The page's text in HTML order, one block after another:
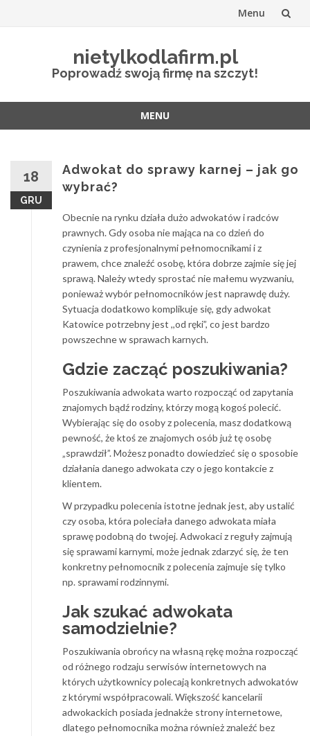
Menu
nietylkodlafirm.pl
Poprowadź swoją firmę na szczyt!
MENU
18
GRU
Adwokat do sprawy karnej – jak go
wybrać?
Obecnie na rynku działa dużo adwokatów i radców
prawnych. Gdy osoba nie mająca na co dzień do
czynienia z profesjonalnymi pełnomocnikami i z
prawem, chce znaleźć osobę, która dobrze zajmie się jej
sprawą. Należy wtedy sprostać nie małemu wyzwaniu,
ponieważ wybór pełnomocników jest naprawdę duży.
Sytuacja dodatkowo komplikuje się, gdy adwokat
Katowice potrzebny jest ,,od ręki”, co jest bardzo
powszechne w sprawach karnych.
Gdzie zacząć poszukiwania?
Poszukiwania adwokata warto rozpocząć od zapytania
znajomych bądź rodziny, którzy mogą kogoś polecić.
Wybierając się do osoby z polecenia, masz dodatkową
pewność, że ktoś ze znajomych osób już tę osobę
„sprawdził”. Możesz ponadto dowiedzieć się o sposobie
działania danego adwokata czy o jego kontakcie z
klientem.
W przypadku polecenia istotne jednak jest, aby ustalić
czy osoba, która poleciała danego adwokata miała
sprawę podobną do twojej. Adwokaci z reguły zajmują
się sprawami karnymi, może jednak zdarzyć się, że ten
konkretny pełnomocnik z polecenia zajmuje się tylko
np. sprawami rodzinnymi.
Jak szukać adwokata
samodzielnie?
Poszukiwania obrońcy na własną rękę można rozpocząć
od różnego rodzaju serwisów internetowych na
których użytkownicy polecają konkretnych adwokatów
z którymi współpracowali. Większość kancelarii
adwokackich posiada jednakże strony internetowe,
dlatego pełnomocnika można również znaleźć bez